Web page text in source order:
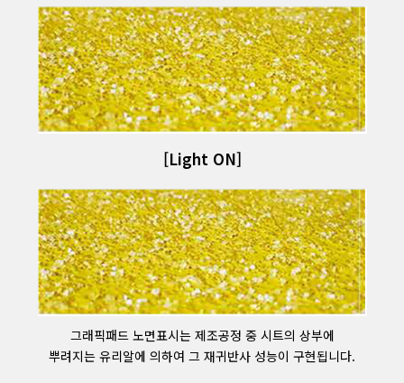
[Light ON]
그래픽패드 노면표시는 제조공정 중 시트의 상부에
뿌려지는 유리알에 의하여 그 재귀반사 성능이 구현됩니다.